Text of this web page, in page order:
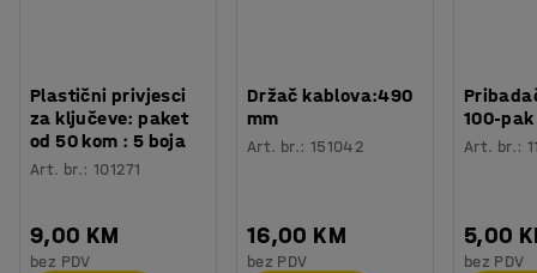
Plastični privjesci
za ključeve: paket
od 50 kom : 5 boja
Art. br.:101271
9,00 KM
bez PDV
Držač kablova:490
mm
Art. br.: 151042
16,00 KM
bez PDV
100-pak
Art. br.:
5,00
bez PDV